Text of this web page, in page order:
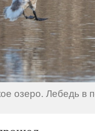
озеро. Лебедь в